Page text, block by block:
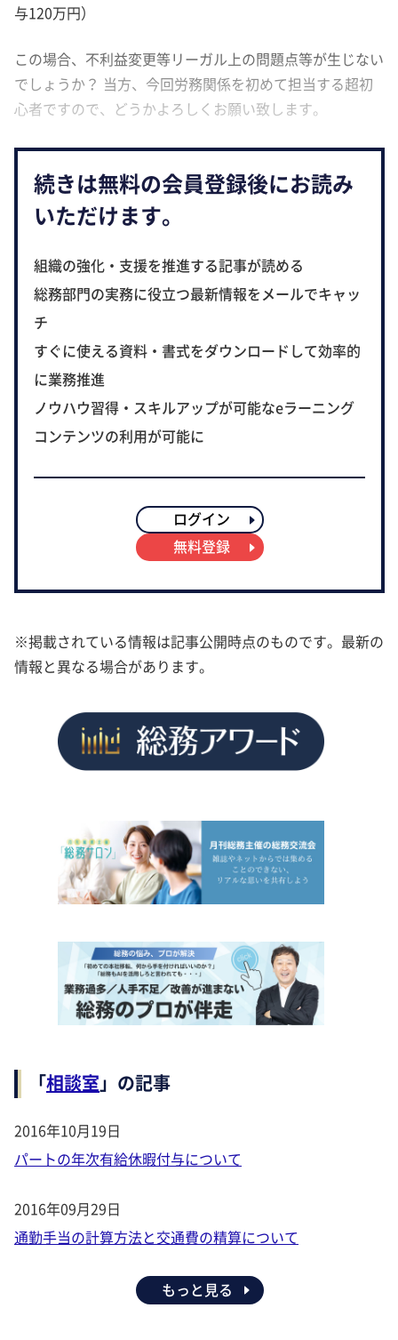
与120万円）
この場合、不利益変更等リーガル上の問題点等が生じない
でしょうか？ 当方、今回労務関係を初めて担当する超初
心者ですので、どうかよろしくお願い致します。
続きは無料の会員登録後にお読み
いただけます。
組織の強化・支援を推進する記事が読める
総務部門の実務に役立つ最新情報をメールでキャッ
チ
すぐに使える資料・書式をダウンロードして効率的
に業務推進
ノウハウ習得・スキルアップが可能なeラーニング
コンテンツの利用が可能に
ログイン
無料登録
※掲載されている情報は記事公開時点のものです。最新の
情報と異なる場合があります。
「相談室」の記事
2016年10月19日
パートの年次有給休暇付与について
2016年09月29日
通勤手当の計算方法と交通費の精算について
もっと見る